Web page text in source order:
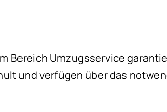
Bereich Umzugsservice
und verfügen über das